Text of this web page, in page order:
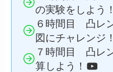
の実験をしよう！
６時間目 凸レ
図にチャレンジ！
７時間目 凸レ
算しよう！